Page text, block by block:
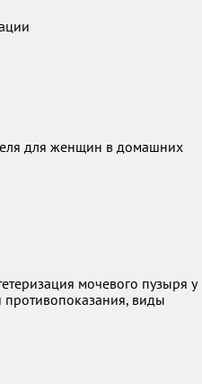
для женщин в домашних
мочевого пузыря у
виды